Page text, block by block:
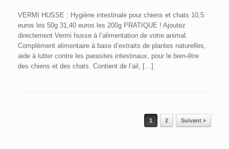
VERMI HUSSE : Hygiène intestinale pour chiens et chats 10,5
euros les 50g 31,40 euros les 200g PRATIQUE ! Ajoutez
directement Vermi husse à l’alimentation de votre animal.
Complément alimentaire à base d’extraits de plantes naturelles,
aide à lutter contre les parasites intestinaux, pour le bien-être
des chiens et des chats. Contient de l’ail, […]
1 2 Suivant »